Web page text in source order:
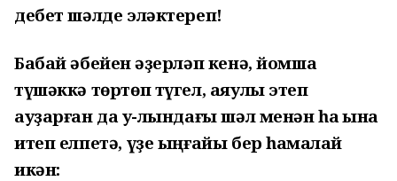
дебет шәлде эләктереп!
Бабай әбейен ҡәҙерләп кенә, йомшаҡ
түшәккә төртөп түгел, аяулы этеп
ауҙарған да ҡу-лындағы шәл менән һаҡ ҡына
итеп елпетә, үҙе ыңғайы бер һамаҡлай
икән: